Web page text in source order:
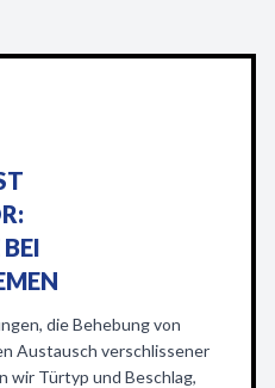
die Behebung von
Austausch verschlissener
wir Türtyp und Beschlag,